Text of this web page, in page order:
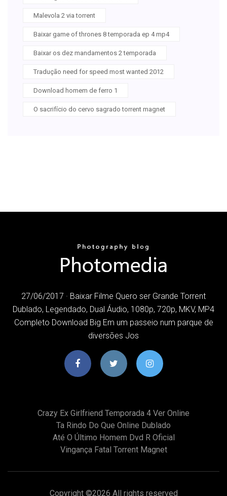
Malevola 2 via torrent
Baixar game of thrones 8 temporada ep 4 mp4
Baixar os dez mandamentos 2 temporada
Tradução need for speed most wanted 2012
Download homem de ferro 1
O sacrifício do cervo sagrado torrent magnet
27/06/2017 · Baixar Filme Quero ser Grande Torrent
Dublado, Legendado, Dual Áudio, 1080p, 720p, MKV, MP4
Completo Download Big Em um passeio num parque de
diversões Jos
Crazy Ex Girlfriend Temporada 4 Ver Online
Ta Rindo Do Que Online Dublado
Até O Último Homem Dvd R Oficial
Vingança Fatal Torrent Magnet
Copyright ©2026 All rights reserved